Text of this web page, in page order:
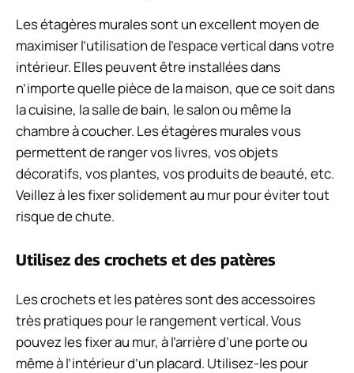
Les étagères murales sont un excellent moyen de
maximiser l’utilisation de l’espace vertical dans votre
intérieur. Elles peuvent être installées dans
n’importe quelle pièce de la maison, que ce soit dans
la cuisine, la salle de bain, le salon ou même la
chambre à coucher. Les étagères murales vous
permettent de ranger vos livres, vos objets
décoratifs, vos plantes, vos produits de beauté, etc.
Veillez à les fixer solidement au mur pour éviter tout
risque de chute.
Utilisez des crochets et des patères
Les crochets et les patères sont des accessoires
très pratiques pour le rangement vertical. Vous
pouvez les fixer au mur, à l’arrière d’une porte ou
même à l’intérieur d’un placard. Utilisez-les pour